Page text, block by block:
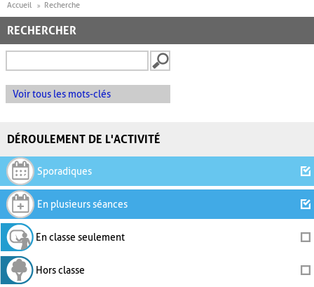
Accueil Recherche
RECHERCHER
Voir tous les mots-clés
DÉROULEMENT DE L'ACTIVITÉ
Sporadiques
En plusieurs séances
En classe seulement
Hors classe